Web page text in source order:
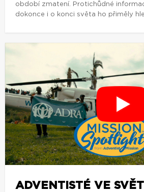
období zmatení. Protichůdné
dokonce i o konci světa ho přiměly
ADVENTISTÉ VE